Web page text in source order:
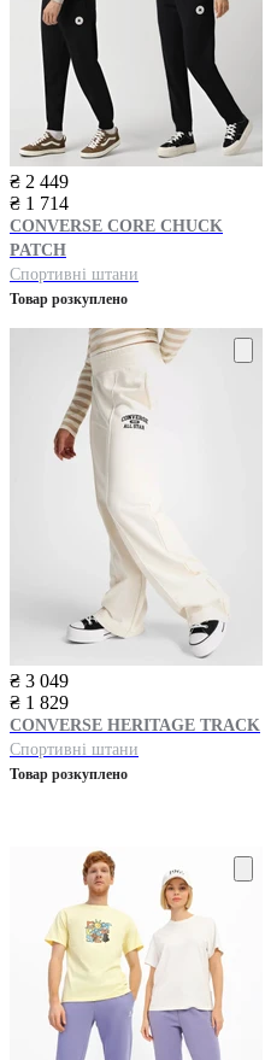
₴ 2 449
₴ 1 714
CONVERSE CORE CHUCK
PATCH
Спортивні штани
Товар розкуплено
₴ 3 049
₴ 1 829
CONVERSE HERITAGE TRACK
Спортивні штани
Товар розкуплено